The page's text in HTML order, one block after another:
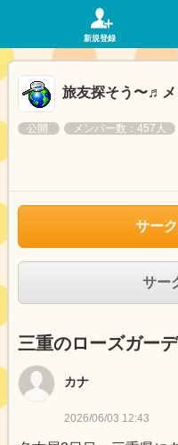
新規登録
旅友探そう〜♬メ
公開 メンバー数：457人
サー
サー
三重のローズガー
カナ
2026/06/03 12:43